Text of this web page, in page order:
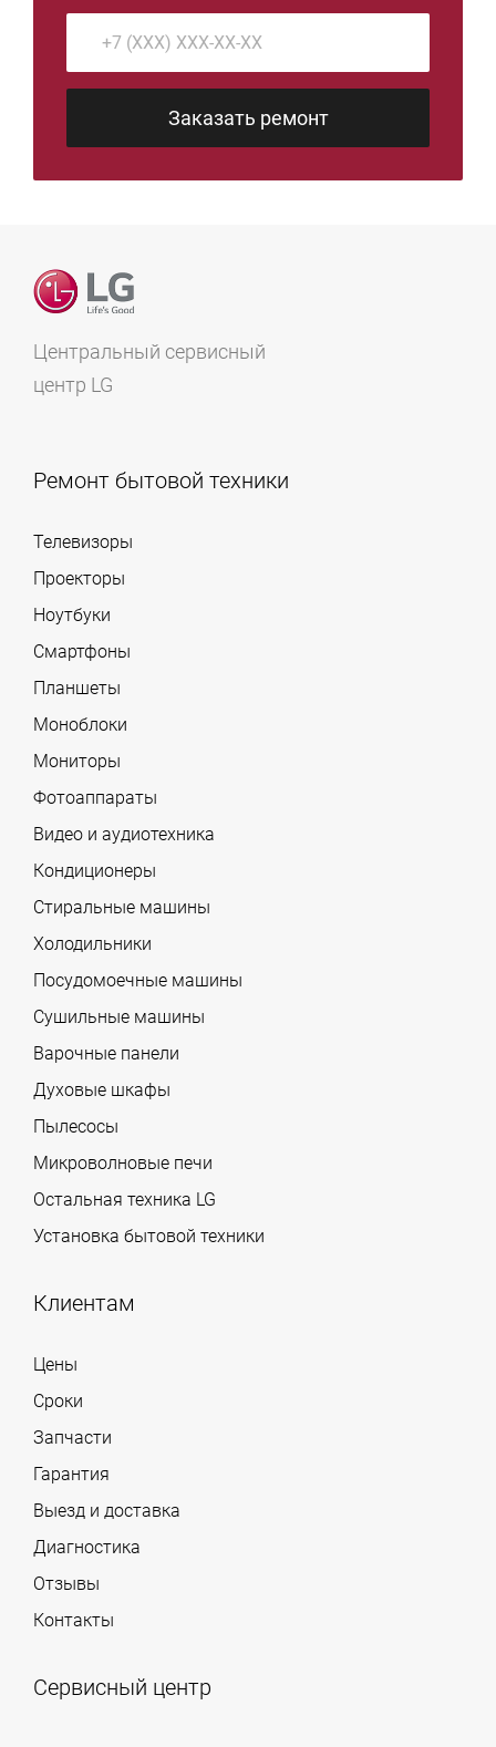
Заказать ремонт
Центральный сервисный
центр LG
Ремонт бытовой техники
Телевизоры
Проекторы
Ноутбуки
Смартфоны
Планшеты
Моноблоки
Мониторы
Фотоаппараты
Видео и аудиотехника
Кондиционеры
Стиральные машины
Холодильники
Посудомоечные машины
Сушильные машины
Варочные панели
Духовые шкафы
Пылесосы
Микроволновые печи
Остальная техника LG
Установка бытовой техники
Клиентам
Цены
Сроки
Запчасти
Гарантия
Выезд и доставка
Диагностика
Отзывы
Контакты
Сервисный центр